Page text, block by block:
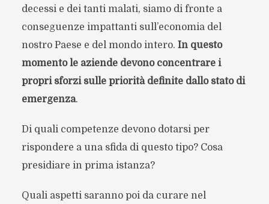
decessi e dei tanti malati, siamo di fronte a
conseguenze impattanti sull’economia del
nostro Paese e del mondo intero. In questo
momento le aziende devono concentrare i
propri sforzi sulle priorità definite dallo stato di
emergenza.
Di quali competenze devono dotarsi per
rispondere a una sfida di questo tipo? Cosa
presidiare in prima istanza?
Quali aspetti saranno poi da curare nel